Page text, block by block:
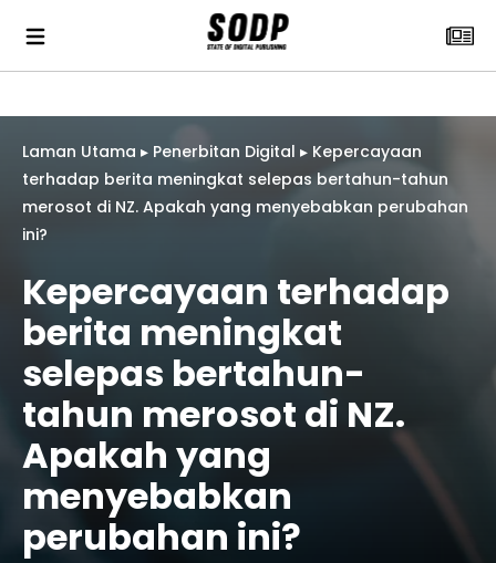
Laman Utama ▸ Penerbitan Digital ▸ Kepercayaan
terhadap berita meningkat selepas bertahun-tahun
merosot di NZ. Apakah yang menyebabkan perubahan
ini?
Kepercayaan terhadap
berita meningkat
selepas bertahun-
tahun merosot di NZ.
Apakah yang
menyebabkan
perubahan ini?